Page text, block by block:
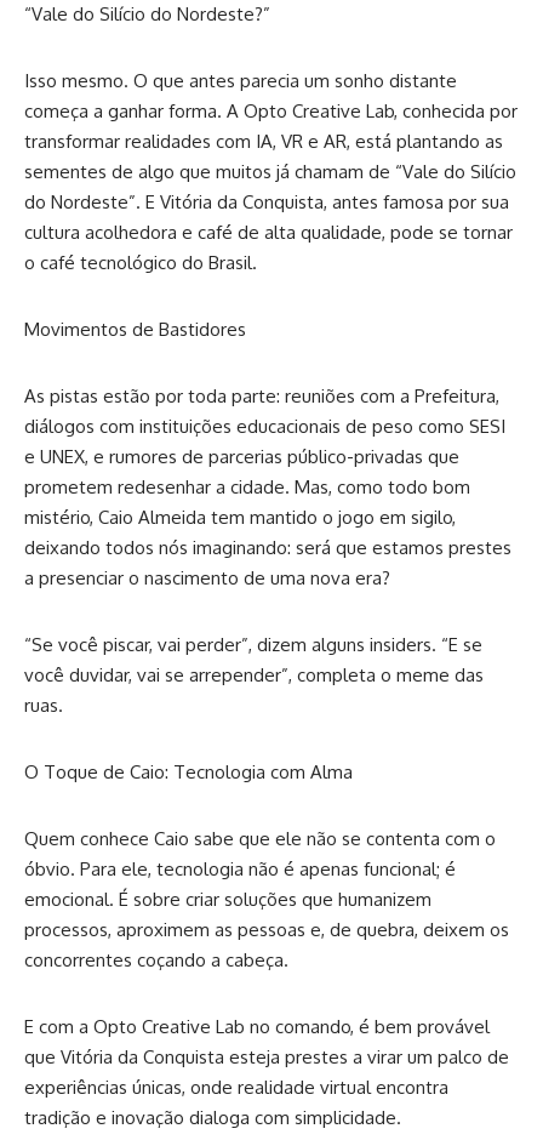
“Vale do Silício do Nordeste?”
Isso mesmo. O que antes parecia um sonho distante
começa a ganhar forma. A Opto Creative Lab, conhecida por
transformar realidades com IA, VR e AR, está plantando as
sementes de algo que muitos já chamam de “Vale do Silício
do Nordeste”. E Vitória da Conquista, antes famosa por sua
cultura acolhedora e café de alta qualidade, pode se tornar
o café tecnológico do Brasil.
Movimentos de Bastidores
As pistas estão por toda parte: reuniões com a Prefeitura,
diálogos com instituições educacionais de peso como SESI
e UNEX, e rumores de parcerias público-privadas que
prometem redesenhar a cidade. Mas, como todo bom
mistério, Caio Almeida tem mantido o jogo em sigilo,
deixando todos nós imaginando: será que estamos prestes
a presenciar o nascimento de uma nova era?
“Se você piscar, vai perder”, dizem alguns insiders. “E se
você duvidar, vai se arrepender”, completa o meme das
ruas.
O Toque de Caio: Tecnologia com Alma
Quem conhece Caio sabe que ele não se contenta com o
óbvio. Para ele, tecnologia não é apenas funcional; é
emocional. É sobre criar soluções que humanizem
processos, aproximem as pessoas e, de quebra, deixem os
concorrentes coçando a cabeça.
E com a Opto Creative Lab no comando, é bem provável
que Vitória da Conquista esteja prestes a virar um palco de
experiências únicas, onde realidade virtual encontra
tradição e inovação dialoga com simplicidade.